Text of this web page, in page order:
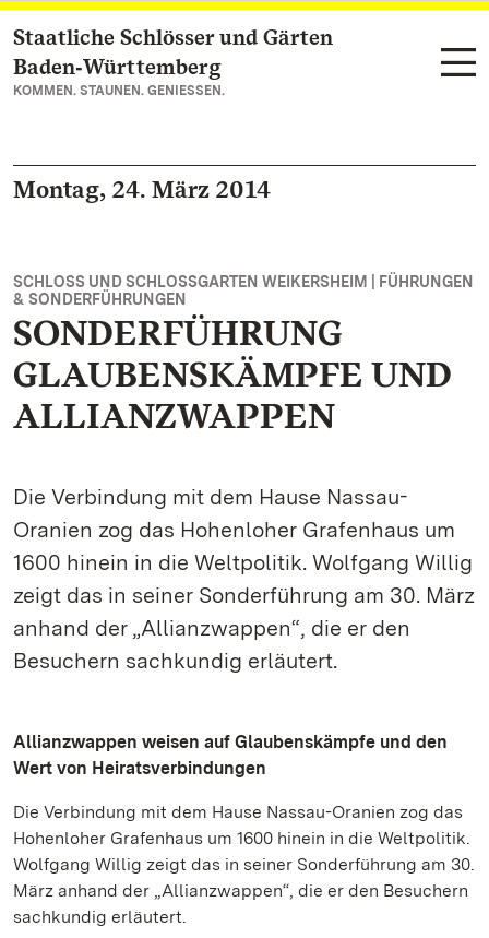
Zum Hauptinhalt springen
Staatliche Schlösser und Gärten
Baden‑Württemberg
KOMMEN. STAUNEN. GENIESSEN.
Montag, 24. März 2014
SCHLOSS UND SCHLOSSGARTEN WEIKERSHEIM | FÜHRUNGEN
& SONDERFÜHRUNGEN
SONDERFÜHRUNG
GLAUBENSKÄMPFE UND
ALLIANZWAPPEN
Die Verbindung mit dem Hause Nassau-
Oranien zog das Hohenloher Grafenhaus um
1600 hinein in die Weltpolitik. Wolfgang Willig
zeigt das in seiner Sonderführung am 30. März
anhand der „Allianzwappen“, die er den
Besuchern sachkundig erläutert.
Allianzwappen weisen auf Glaubenskämpfe und den
Wert von Heiratsverbindungen
Die Verbindung mit dem Hause Nassau-Oranien zog das
Hohenloher Grafenhaus um 1600 hinein in die Weltpolitik.
Wolfgang Willig zeigt das in seiner Sonderführung am 30.
März anhand der „Allianzwappen“, die er den Besuchern
sachkundig erläutert.